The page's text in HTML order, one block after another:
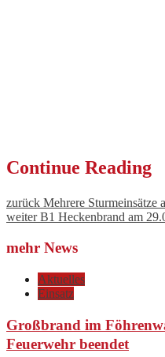
Continue Reading
zurück Mehrere Sturmeinsätze
weiterB1 Heckenbrand am
mehr News
Aktuelles
Einsatz
Großbrand im
Feuerwehr beendet